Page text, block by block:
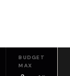
BUDGET
MAX